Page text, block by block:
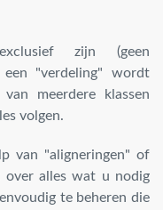
zijn (geen
een "verdeling" wordt
meerdere klassen
volgen.
van "aligneringen" of
over alles wat u nodig
te beheren die